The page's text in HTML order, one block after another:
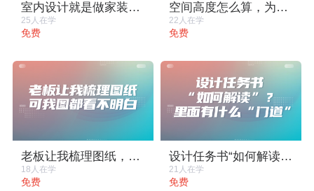
室内设计就是做家装？设计公司有哪些类型
25人在学
免费
空间高度怎么算，为啥还需要懂结构和设备？
22人在学
免费
老板让我梳理图纸，可我图都看不明白
18人在学
免费
设计任务书“如何解读”？里面有什么“门道”
21人在学
免费